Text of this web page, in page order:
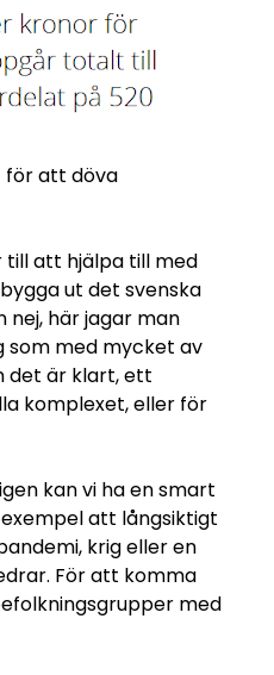
för att döva
till att hjälpa till med
ut det svenska
nej, här jagar man
som med mycket av
det är klart, ett
komplexet, eller för
kan vi ha en smart
att långsiktigt
krig eller en
För att komma
med